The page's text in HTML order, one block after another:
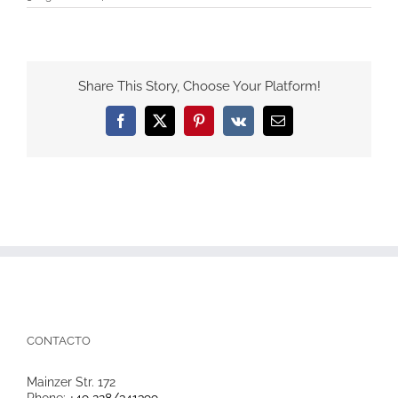
Share This Story, Choose Your Platform!
Facebook
X Pinterest
Vk Email
CONTACTO
Mainzer Str. 172